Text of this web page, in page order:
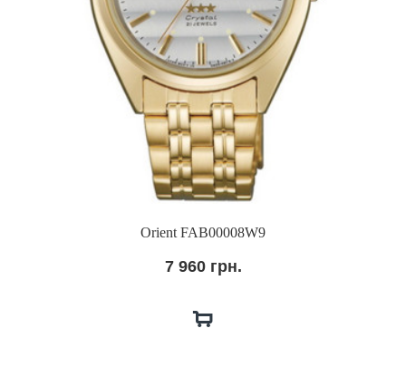
Orient FAB00008W9
7 960 грн.